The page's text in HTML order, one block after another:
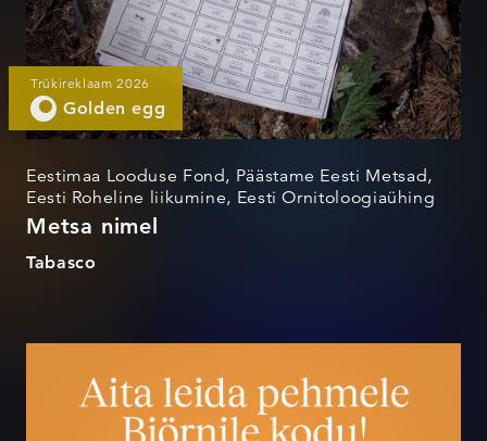
Trükireklaam 2026
Golden egg
Eestimaa Looduse Fond, Päästame Eesti Metsad,
Eesti Roheline liikumine, Eesti Ornitoloogiaühing
Metsa nimel
Tabasco